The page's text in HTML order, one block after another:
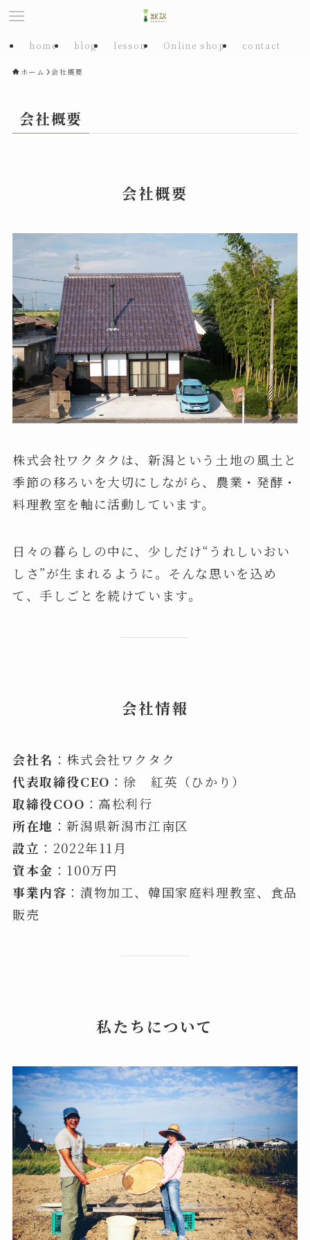
home blog lesson Online shop contact
ホーム 会社概要
会社概要
会社概要
株式会社ワクタクは、新潟という土地の風土と
季節の移ろいを大切にしながら、農業・発酵・
料理教室を軸に活動しています。
日々の暮らしの中に、少しだけ“うれしいおい
しさ”が生まれるように。そんな思いを込め
て、手しごとを続けています。
会社情報
会社名 ：株式会社ワクタク
代表取締役CEO ：徐 紅英（ひかり）
取締役COO ：高松利行
所在地 ：新潟県新潟市江南区
設立 ：2022年11月
資本金 ：100万円
事業内容 ：漬物加工、韓国家庭料理教室、食品
販売
私たちについて